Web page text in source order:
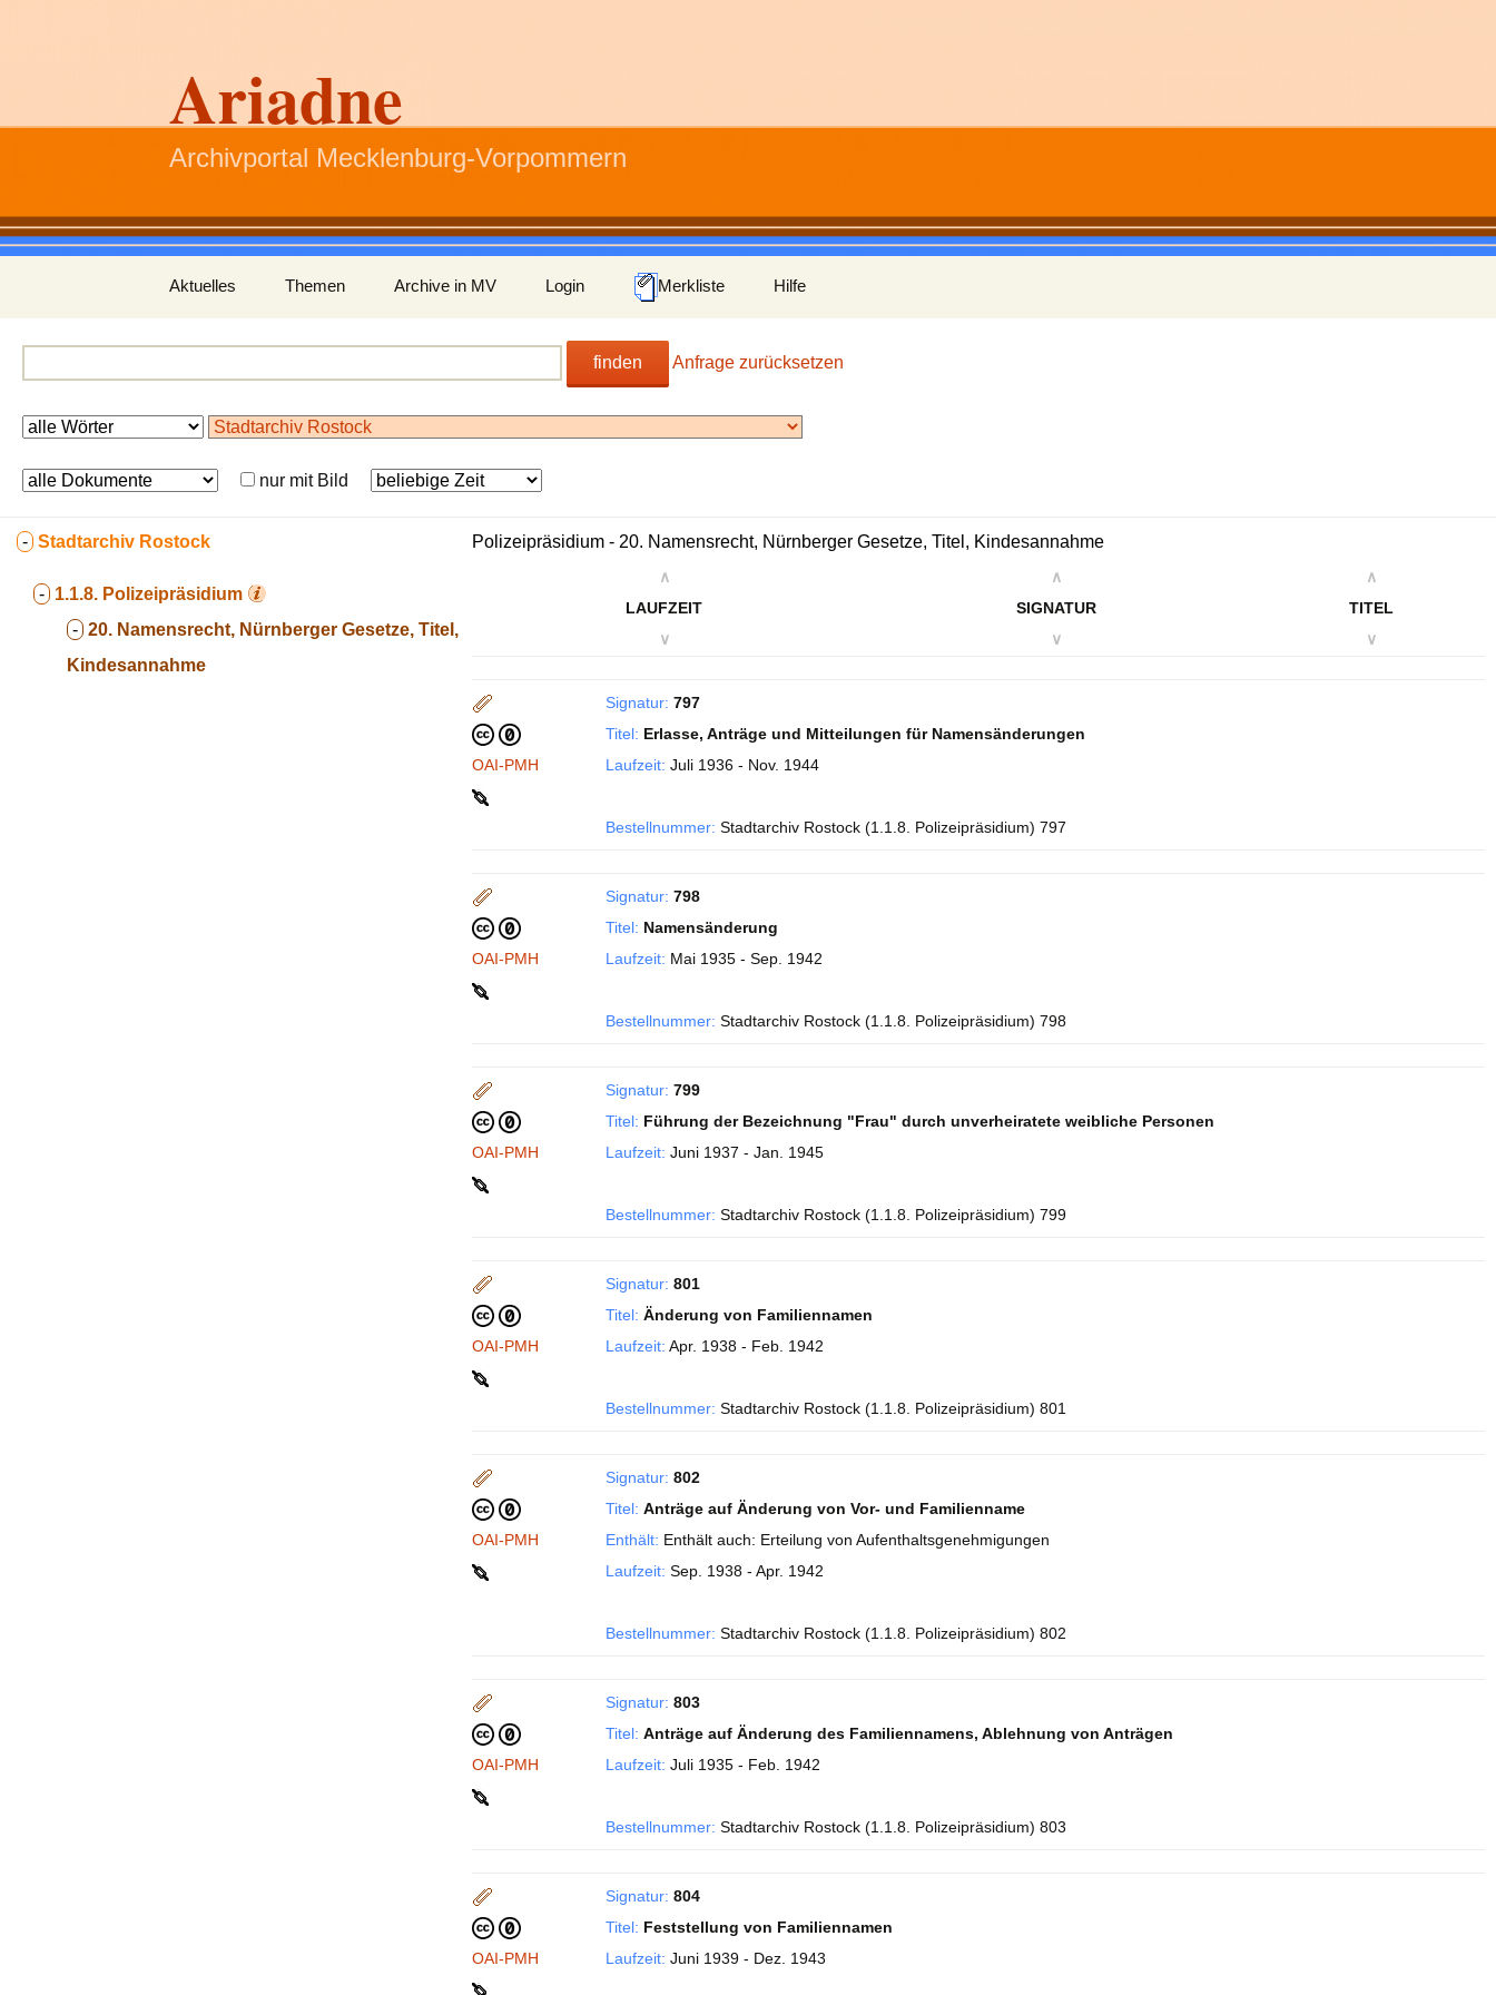
Ariadne
Archivportal Mecklenburg-Vorpommern
Inhalt
springen
Aktuelles Themen Archive in MV Login Merkliste Hilfe
finden Anfrage zurücksetzen
nur mit Bild
- Stadtarchiv Rostock
- 1.1.8. Polizeipräsidium
- 20. Namensrecht, Nürnberger Gesetze, Titel,
Kindesannahme
Polizeipräsidium - 20. Namensrecht, Nürnberger Gesetze, Titel, Kindesannahme
∧
LAUFZEIT
∨
∧
SIGNATUR
∨
∧
TITEL
∨
OAI-PMH
Signatur: 797
Titel: Erlasse, Anträge und Mitteilungen für Namensänderungen
Laufzeit: Juli 1936 - Nov. 1944
Bestellnummer: Stadtarchiv Rostock (1.1.8. Polizeipräsidium) 797
OAI-PMH
Signatur: 798
Titel: Namensänderung
Laufzeit: Mai 1935 - Sep. 1942
Bestellnummer: Stadtarchiv Rostock (1.1.8. Polizeipräsidium) 798
OAI-PMH
Signatur: 799
Titel: Führung der Bezeichnung "Frau" durch unverheiratete weibliche Personen
Laufzeit: Juni 1937 - Jan. 1945
Bestellnummer: Stadtarchiv Rostock (1.1.8. Polizeipräsidium) 799
OAI-PMH
Signatur: 801
Titel: Änderung von Familiennamen
Laufzeit: Apr. 1938 - Feb. 1942
Bestellnummer: Stadtarchiv Rostock (1.1.8. Polizeipräsidium) 801
OAI-PMH
Signatur: 802
Titel: Anträge auf Änderung von Vor- und Familienname
Enthält: Enthält auch: Erteilung von Aufenthaltsgenehmigungen
Laufzeit: Sep. 1938 - Apr. 1942
Bestellnummer: Stadtarchiv Rostock (1.1.8. Polizeipräsidium) 802
OAI-PMH
Signatur: 803
Titel: Anträge auf Änderung des Familiennamens, Ablehnung von Anträgen
Laufzeit: Juli 1935 - Feb. 1942
Bestellnummer: Stadtarchiv Rostock (1.1.8. Polizeipräsidium) 803
OAI-PMH
Signatur: 804
Titel: Feststellung von Familiennamen
Laufzeit: Juni 1939 - Dez. 1943